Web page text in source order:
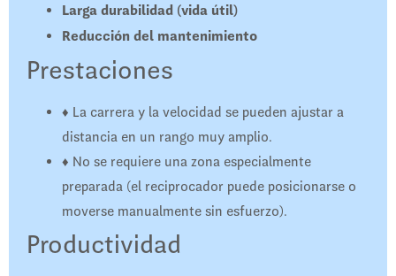
Larga durabilidad (vida útil)
Reducción del mantenimiento
Prestaciones
♦ La carrera y la velocidad se pueden ajustar a
distancia en un rango muy amplio.
♦ No se requiere una zona especialmente
preparada (el reciprocador puede posicionarse o
moverse manualmente sin esfuerzo).
Productividad